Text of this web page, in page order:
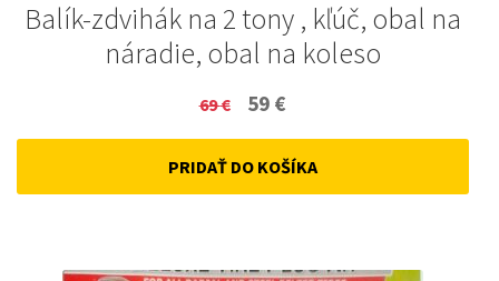
Balík-zdvihák na 2 tony , kľúč, obal na
náradie, obal na koleso
69€
Original
price
was:
59 €
price
is:
PRIDAŤ DO KOŠÍKA